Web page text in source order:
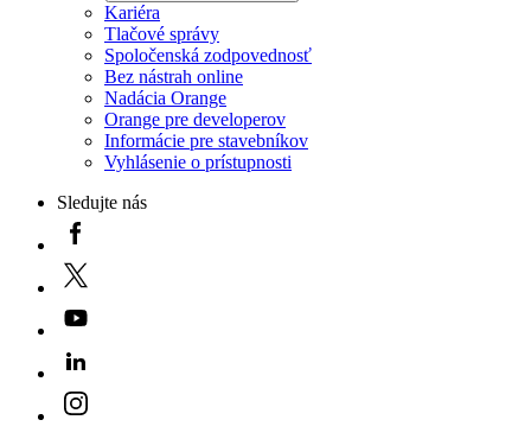
Kariéra
Tlačové správy
Spoločenská zodpovednosť
Bez nástrah online
Nadácia Orange
Orange pre developerov
Informácie pre stavebníkov
Vyhlásenie o prístupnosti
Sledujte nás